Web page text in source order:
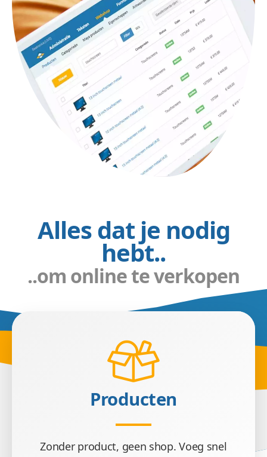
Alles dat je nodig
hebt..
..om online te verkopen
Producten
Zonder product, geen shop. Voeg snel